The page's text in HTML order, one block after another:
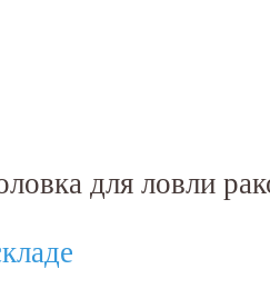
для ловли